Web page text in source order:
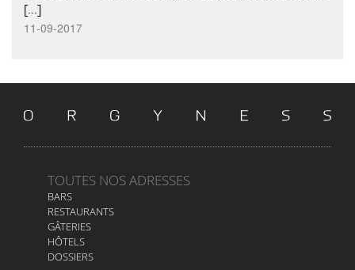
[…]
11-09-2017
TOUTES NOS ADRESSES
BARS
RESTAURANTS
GÂTERIES
HÔTELS
DOSSIERS